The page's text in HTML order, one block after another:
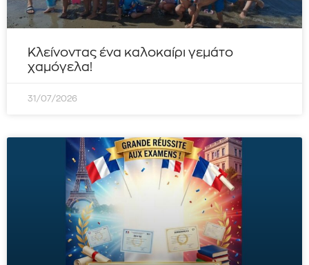
Κλείνοντας ένα καλοκαίρι γεμάτο
χαμόγελα!
31/07/2026